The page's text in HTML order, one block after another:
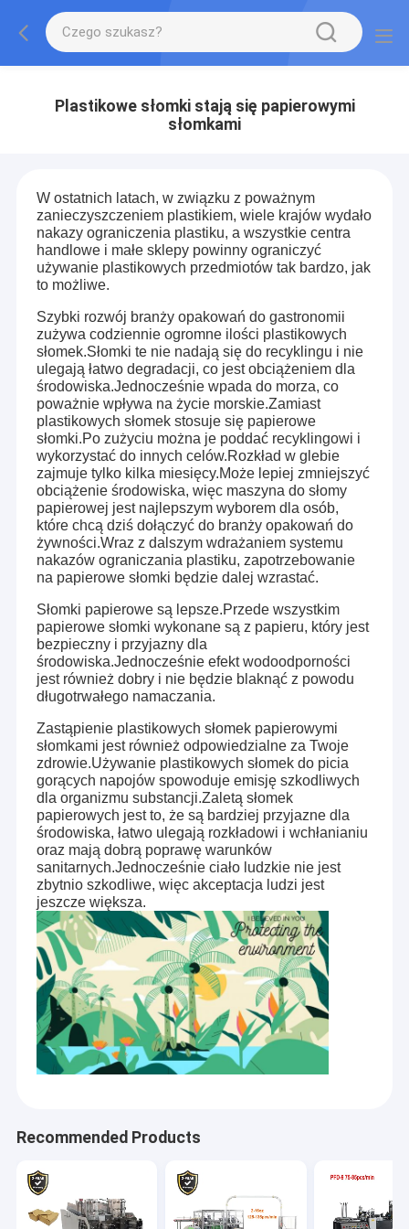
Plastikowe słomki stają się papierowymi
słomkami
W ostatnich latach, w związku z poważnym
zanieczyszczeniem plastikiem, wiele krajów wydało
nakazy ograniczenia plastiku, a wszystkie centra
handlowe i małe sklepy powinny ograniczyć
używanie plastikowych przedmiotów tak bardzo, jak
to możliwe.
Szybki rozwój branży opakowań do gastronomii
zużywa codziennie ogromne ilości plastikowych
słomek.Słomki te nie nadają się do recyklingu i nie
ulegają łatwo degradacji, co jest obciążeniem dla
środowiska.Jednocześnie wpada do morza, co
poważnie wpływa na życie morskie.Zamiast
plastikowych słomek stosuje się papierowe
słomki.Po zużyciu można je poddać recyklingowi i
wykorzystać do innych celów.Rozkład w glebie
zajmuje tylko kilka miesięcy.Może lepiej zmniejszyć
obciążenie środowiska, więc maszyna do słomy
papierowej jest najlepszym wyborem dla osób,
które chcą dziś dołączyć do branży opakowań do
żywności.Wraz z dalszym wdrażaniem systemu
nakazów ograniczania plastiku, zapotrzebowanie
na papierowe słomki będzie dalej wzrastać.
Słomki papierowe są lepsze.Przede wszystkim
papierowe słomki wykonane są z papieru, który jest
bezpieczny i przyjazny dla
środowiska.Jednocześnie efekt wodoodporności
jest również dobry i nie będzie blaknąć z powodu
długotrwałego namaczania.
Zastąpienie plastikowych słomek papierowymi
słomkami jest również odpowiedzialne za Twoje
zdrowie.Używanie plastikowych słomek do picia
gorących napojów spowoduje emisję szkodliwych
dla organizmu substancji.Zaletą słomek
papierowych jest to, że są bardziej przyjazne dla
środowiska, łatwo ulegają rozkładowi i wchłanianiu
oraz mają dobrą poprawę warunków
sanitarnych.Jednocześnie ciało ludzkie nie jest
zbytnio szkodliwe, więc akceptacja ludzi jest
jeszcze większa.
Recommended Products